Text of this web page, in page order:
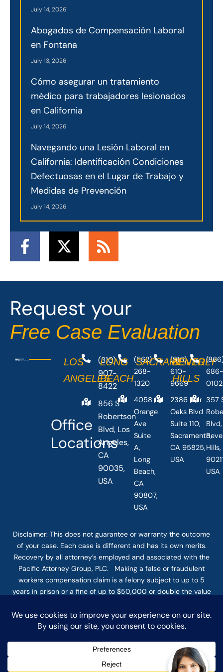
July 14, 2026
Abogados de Compensación Laboral
en Fontana
July 13, 2026
Cómo asegurar un tratamiento
médico para trabajadores lesionados
en California
July 14, 2026
Navegando una Lesión Laboral en
California: Identificación Condiciones
Defectuosas en el Lugar de Trabajo y
Medidas de Prevención
July 14, 2026
F
a
c
e
o
o
k
-
X
-
t
w
t
t
e
r
R
s
s
Office
Locations
LOS
ANGELES
(310)
907-
8422
856 S
Robertson
Blvd, Los
Angeles,
CA
90035,
USA
LONG
BEACH
(562)
268-
1320
4058
Orange
Ave
Suite
A,
Long
Beach,
CA
90807,
USA
SACRAMENTO
(916)
610-
9669
2386 Fair
Oaks Blvd
Suite 110,
Sacramento,
CA 95825,
USA
BEVERLY
HILLS
0102
357
Blvd,
USA
Request your
Free Case Evaluation
Disclaimer: This does not guarantee or warranty the outcome
of your case. Each case is different and has its own merits.
Recovery by all attorney’s employed and associated with the
Pacific Attorney Group, PLC. Making a false or fraudulent
workers compensation claim is a felony subject to up to 5
years in prison or a fine of up to $50,000 or double the value
and fine. The use of the Internet or this form for
communication with the firm or any individual member of the
Confidential or time-sensitive information should not be sent
through this form. © COPYRIGHT 2025 PACIFIC ATTORNEY